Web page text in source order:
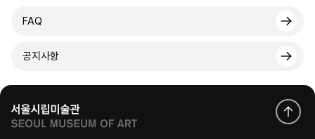
FAQ
공지사항